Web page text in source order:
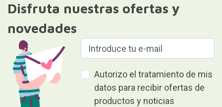
Disfruta nuestras ofertas y
novedades
Autorizo el tratamiento de mis
datos para recibir ofertas de
productos y noticias